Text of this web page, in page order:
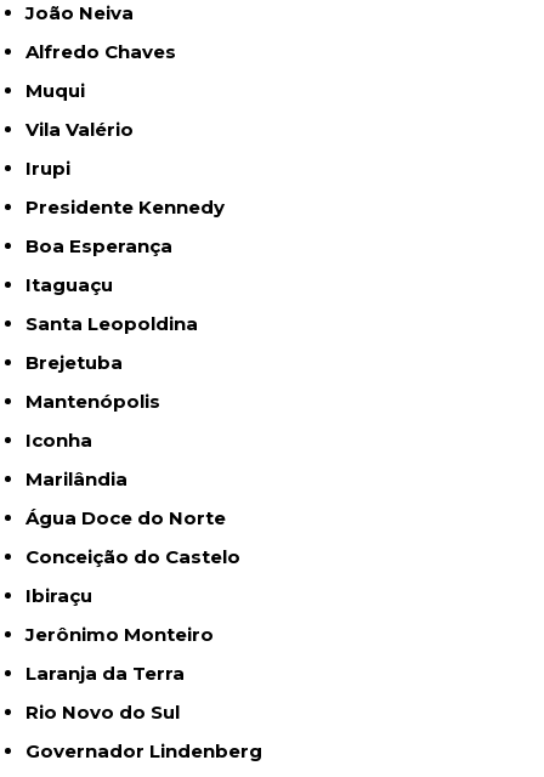
João Neiva
Alfredo Chaves
Muqui
Vila Valério
Irupi
Presidente Kennedy
Boa Esperança
Itaguaçu
Santa Leopoldina
Brejetuba
Mantenópolis
Iconha
Marilândia
Água Doce do Norte
Conceição do Castelo
Ibiraçu
Jerônimo Monteiro
Laranja da Terra
Rio Novo do Sul
Governador Lindenberg